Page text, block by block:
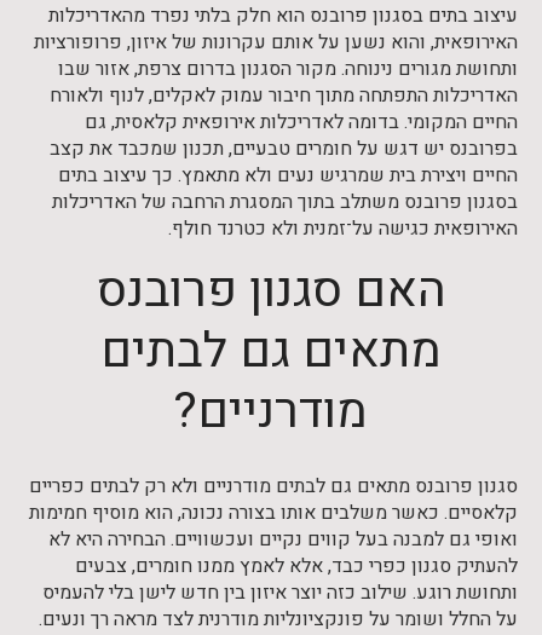
עיצוב בתים בסגנון פרובנס הוא חלק בלתי נפרד מהאדריכלות
האירופאית, והוא נשען על אותם עקרונות של איזון, פרופורציות
ותחושת מגורים נינוחה. מקור הסגנון בדרום צרפת, אזור שבו
האדריכלות התפתחה מתוך חיבור עמוק לאקלים, לנוף ולאורח
החיים המקומי. בדומה לאדריכלות אירופאית קלאסית, גם
בפרובנס יש דגש על חומרים טבעיים, תכנון שמכבד את קצב
החיים ויצירת בית שמרגיש נעים ולא מתאמץ. כך עיצוב בתים
בסגנון פרובנס משתלב בתוך המסגרת הרחבה של האדריכלות
האירופאית כגישה על־זמנית ולא כטרנד חולף.
האם סגנון פרובנס
מתאים גם לבתים
מודרניים?
סגנון פרובנס מתאים גם לבתים מודרניים ולא רק לבתים כפריים
קלאסיים. כאשר משלבים אותו בצורה נכונה, הוא מוסיף חמימות
ואופי גם למבנה בעל קווים נקיים ועכשוויים. הבחירה היא לא
להעתיק סגנון כפרי כבד, אלא לאמץ ממנו חומרים, צבעים
ותחושת רוגע. שילוב כזה יוצר איזון בין חדש לישן בלי להעמיס
על החלל ושומר על פונקציונליות מודרנית לצד מראה רך ונעים.